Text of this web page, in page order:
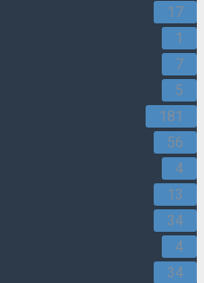
17
1
7
5
181
56
4
13
34
4
34